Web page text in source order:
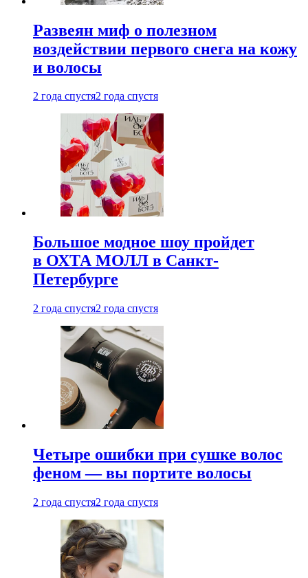
Развеян миф о полезном
воздействии первого снега на кожу
и волосы
2 года спустя2 года спустя
Большое модное шоу пройдет
в ОХТА МОЛЛ в Санкт-
Петербурге
2 года спустя2 года спустя
Четыре ошибки при сушке волос
феном — вы портите волосы
2 года спустя2 года спустя